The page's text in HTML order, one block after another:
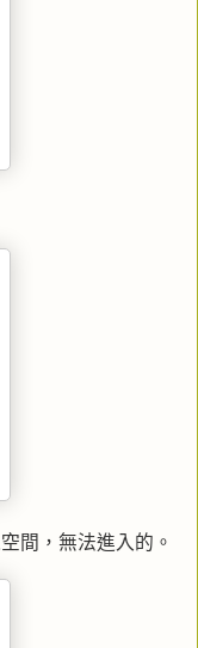
間，無法進入的。